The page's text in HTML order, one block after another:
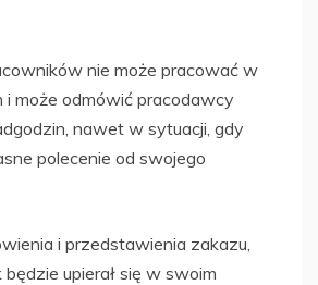
nie może pracować w
i może odmówić pracodawcy
nawet w sytuacji, gdy
polecenie od swojego
i przedstawienia zakazu,
upierał się w swoim